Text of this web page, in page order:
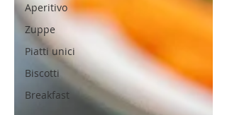
Aperitivo
Zuppe
Piatti unici
Biscotti
Breakfast